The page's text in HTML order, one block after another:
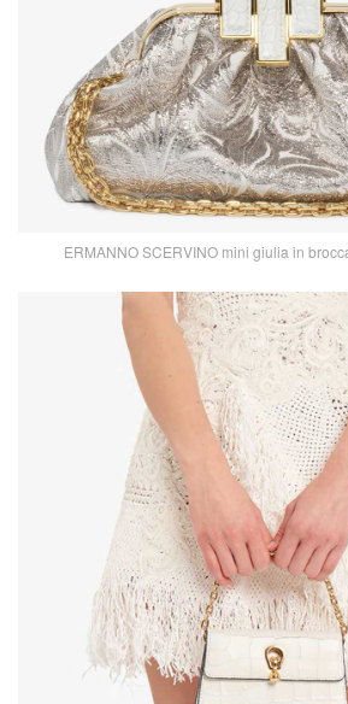
ERMANNO SCERVINO mini giulia in